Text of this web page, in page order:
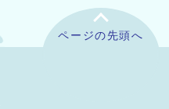
ページの先頭へ